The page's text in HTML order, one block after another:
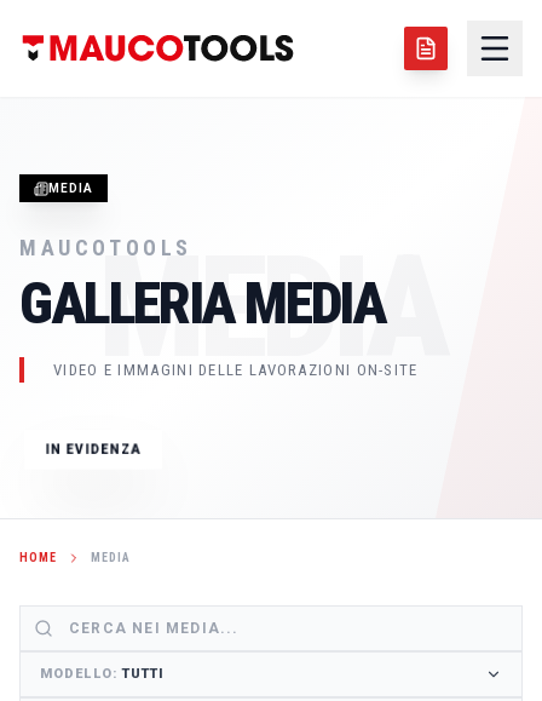
MEDIA
MEDIA
MAUCOTOOLS
GALLERIA MEDIA
VIDEO E IMMAGINI DELLE LAVORAZIONI ON-SITE
IN EVIDENZA
HOME MEDIA
MODELLO: TUTTI